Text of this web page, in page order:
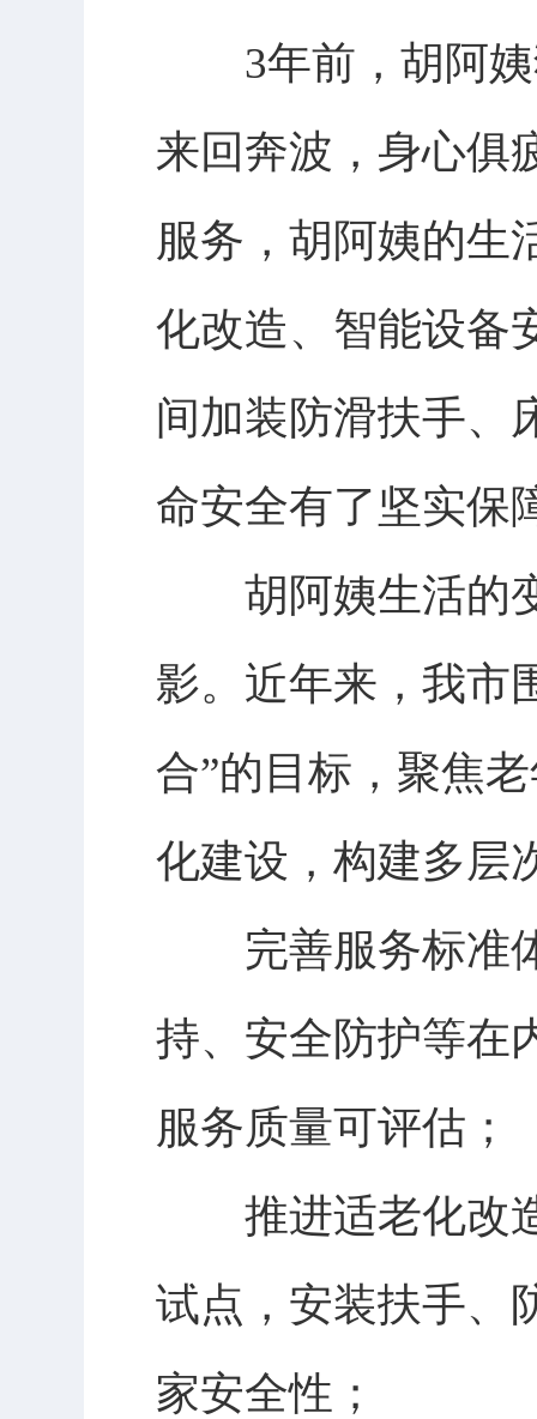
3年前，胡阿姨
来回奔波，身心俱
服务，胡阿姨的生
化改造、智能设
间加装防滑扶手、
命安全有了坚实保
胡阿姨生活的变
影。近年来，我市
合”的目标，聚焦
化建设，构建多层
完善服务标准体
持、安全防护等在
服务质量可评估；
推进适老化改造
试点，安装扶手、
家安全性；